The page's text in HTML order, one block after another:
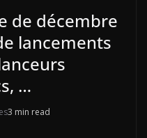
de décembre
lancements
…
3 min read